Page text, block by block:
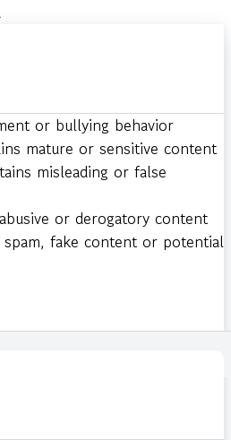
or bullying behavior
mature or sensitive content
misleading or false
or derogatory content
spam, fake content or potential